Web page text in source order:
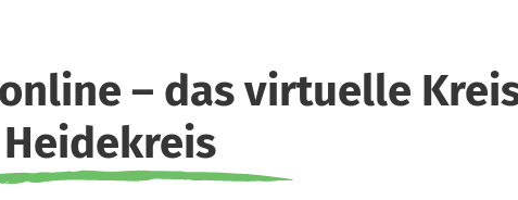
– das virtuelle
Heidekreis